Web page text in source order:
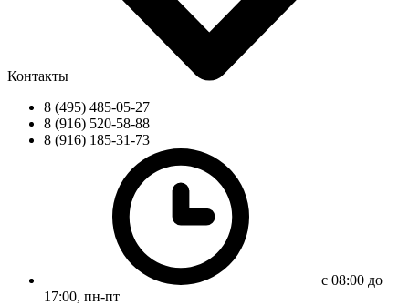
Контакты
8 (495) 485-05-27
8 (916) 520-58-88
8 (916) 185-31-73
с 08:00 до
17:00, пн-пт